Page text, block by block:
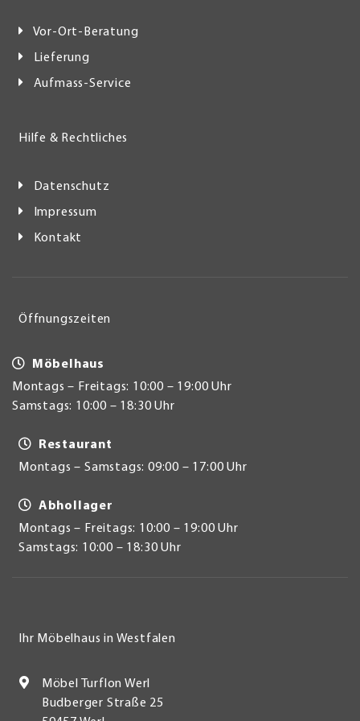
Vor-Ort-Beratung
Lieferung
Aufmass-Service
Hilfe & Rechtliches
Datenschutz
Impressum
Kontakt
Öffnungszeiten
Möbelhaus
Montags – Freitags: 10:00 – 19:00 Uhr
Samstags: 10:00 – 18:30 Uhr
Restaurant
Montags – Samstags: 09:00 – 17:00 Uhr
Abhollager
Montags – Freitags: 10:00 – 19:00 Uhr
Samstags: 10:00 – 18:30 Uhr
Ihr Möbelhaus in Westfalen
Möbel Turflon Werl
Budberger Straße 25